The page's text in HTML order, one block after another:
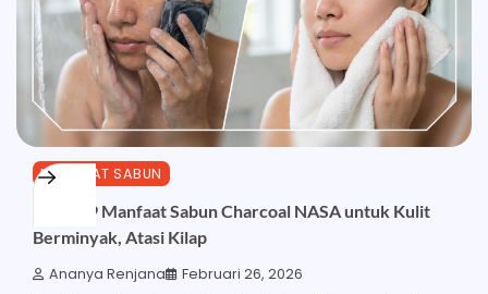
MANFAAT SABUN
Inilah 19 Manfaat Sabun Charcoal NASA untuk Kulit
Berminyak, Atasi Kilap
Ananya Renjana Februari 26, 2026